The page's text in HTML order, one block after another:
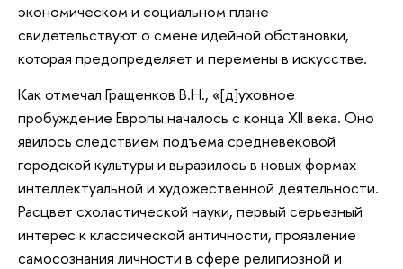
экономическом и социальном плане
свидетельствуют о смене идейной обстановки,
которая предопределяет и перемены в искусстве.
Как отмечал Гращенков В.Н., «[д]уховное
пробуждение Европы началось с конца XII века. Оно
явилось следствием подъема средневековой
городской культуры и выразилось в новых формах
интеллектуальной и художественной деятельности.
Расцвет схоластической науки, первый серьезный
интерес к классической античности, проявление
самосознания личности в сфере религиозной и